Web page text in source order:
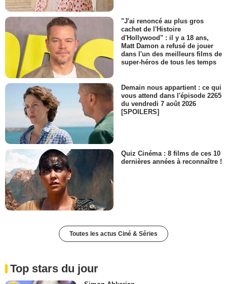
"J'ai renoncé au plus gros
cachet de l'Histoire
d'Hollywood" : il y a 18 ans,
Matt Damon a refusé de jouer
dans l'un des meilleurs films de
super-héros de tous les temps
Demain nous appartient : ce qui
vous attend dans l'épisode 2265
du vendredi 7 août 2026
[SPOILERS]
Quiz Cinéma : 8 films de ces 10
dernières années à reconnaître !
Toutes les actus Ciné & Séries
Top stars du jour